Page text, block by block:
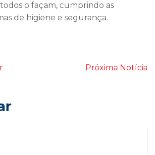
o façam, cumprindo as
de higiene e segurança.
Próxima Notícia